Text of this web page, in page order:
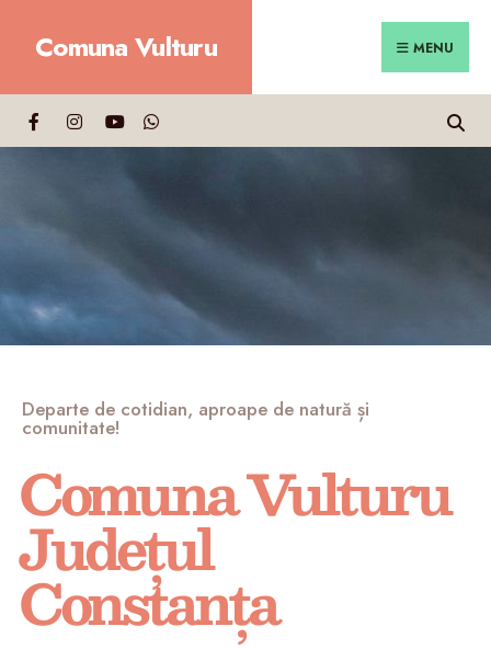
Comuna Vulturu MENU
Departe de cotidian, aproape de natură și
comunitate!
Comuna Vulturu
Județul
Constanța